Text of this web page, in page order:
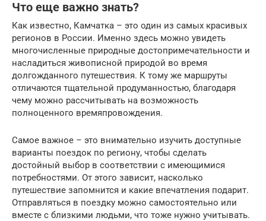
Что еще важно знать?
Как известно, Камчатка – это один из самых красивых
регионов в России. Именно здесь можно увидеть
многочисленные природные достопримечательности и
насладиться живописной природой во время
долгожданного путешествия. К тому же маршруты
отличаются тщательной продуманностью, благодаря
чему можно рассчитывать на возможность
полноценного времяпровождения.
Самое важное – это внимательно изучить доступные
варианты поездок по региону, чтобы сделать
достойный выбор в соответствии с имеющимися
потребностями. От этого зависит, насколько
путешествие запомнится и какие впечатления подарит.
Отправляться в поездку можно самостоятельно или
вместе с близкими людьми, что тоже нужно учитывать.